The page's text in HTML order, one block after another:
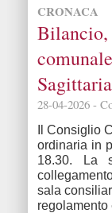
CRONACA
Sagittaria
28-04-2026 -
Il Consiglio
ordinaria in
18.30. La
sala
regolamento